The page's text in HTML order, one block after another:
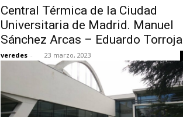
Central Térmica de la Ciudad
Universitaria de Madrid. Manuel
Sánchez Arcas – Eduardo Torroja
veredes - 23 marzo, 2023